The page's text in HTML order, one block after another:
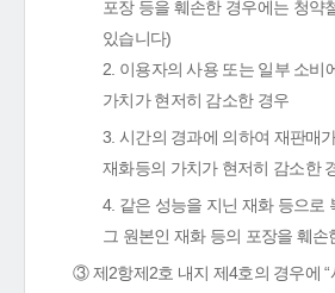
포장 등을 훼손한 경우에는 청약
있습니다)
2. 이용자의 사용 또는 일부 소비
가치가 현저히 감소한 경우
3. 시간의 경과에 의하여 재판매
재화등의 가치가 현저히 감소한
4. 같은 성능을 지닌 재화 등으로
그 원본인 재화 등의 포장을 훼손
③ 제2항제2호 내지 제4호의 경우에 “